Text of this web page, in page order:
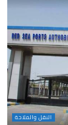
النقل والملاحة